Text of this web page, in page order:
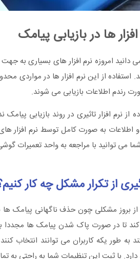
ها در بازیابی پیامک
دانید امروزه نرم افزار های بسیاری به
از این نرم افزار ها در مواردی
رندم اطلاعات بازیابی می شوند.
از نرم افزار تاثیری در روند بازیابی
و اطلاعات به صورت کامل توسط نرم
می توانید با مراجعه به واحد تعمیرات
از تکرار مشکل چه کار
تا در صورت پاک شدن پیامک ها مجددا
طور یکه کاربران می توانند انتخاب
دارد. با ثبت این تنظیمات شما به